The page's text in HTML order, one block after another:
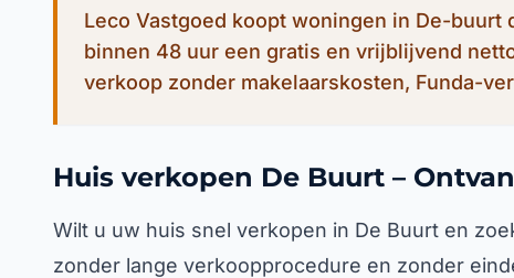
Leco Vastgoed koopt woningen in De-
binnen 48 uur een gratis en vrijblijvend
verkoop zonder makelaarskosten, Funda-
Huis verkopen De Buurt –
Wilt u uw huis snel verkopen in De Buurt en
zonder lange verkoopprocedure en zonder